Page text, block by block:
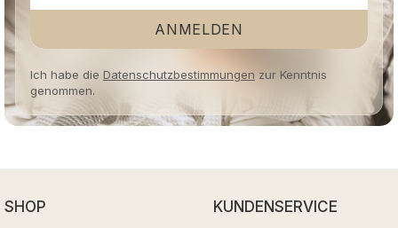
ANMELDEN
Ich habe die Datenschutzbestimmungen zur Kenntnis
genommen.
SHOP KUNDENSERVICE